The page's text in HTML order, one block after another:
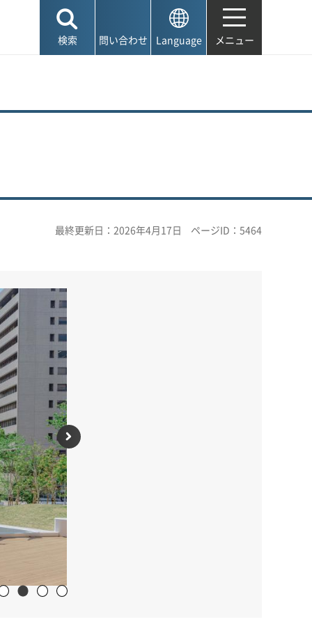
検索 問い合わせ Language メニュー
最終更新日：2026年4月17日 ページID：5464
1番目のスライドを表示
2番目のスライドを表示
3番目のスライドを表示
4番目のスライドを表示